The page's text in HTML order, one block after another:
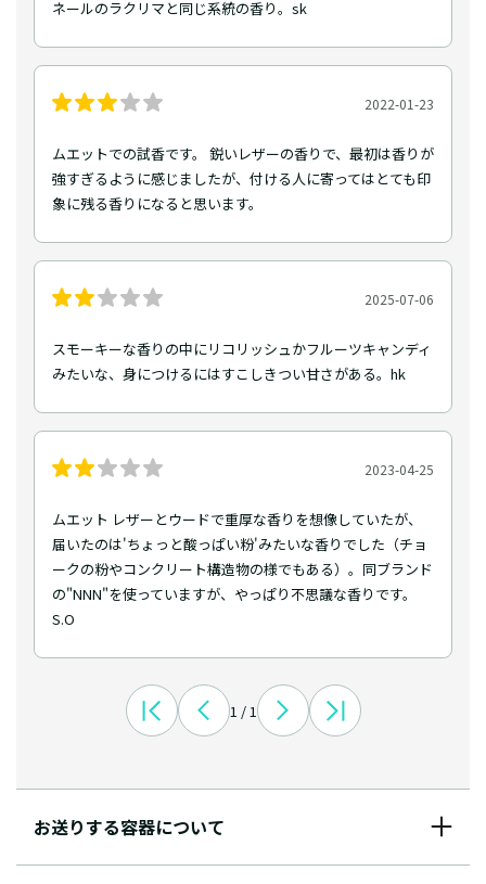
ネールのラクリマと同じ系統の香り。sk
2022-01-23
ムエットでの試香です。 鋭いレザーの香りで、最初は香りが
強すぎるように感じましたが、付ける人に寄ってはとても印
象に残る香りになると思います。
2025-07-06
スモーキーな香りの中にリコリッシュかフルーツキャンディ
みたいな、身につけるにはすこしきつい甘さがある。hk
2023-04-25
ムエット レザーとウードで重厚な香りを想像していたが、
届いたのは'ちょっと酸っぱい粉'みたいな香りでした（チョ
ークの粉やコンクリート構造物の様でもある）。同ブランド
の"NNN"を使っていますが、やっぱり不思議な香りです。
S.O
1 / 1
お送りする容器について